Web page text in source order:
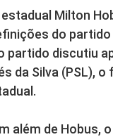
Milton
do
partido discutiu
da Silva (PSL),
além de Hobus,